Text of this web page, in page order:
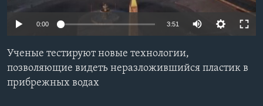
Learning English
СОЦИАЛЬНЫЕ СЕТИ
0:00 3:51
Ученые тестируют новые технологии,
позволяющие видеть неразложившийся пластик в
прибрежных водах